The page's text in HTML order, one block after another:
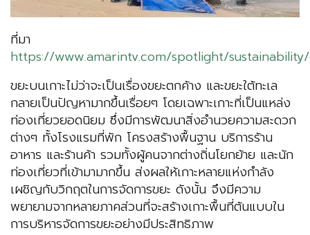
ที่มา
https://www.amarintv.com/spotlight/
ขยะบนเกาะไม่ว่าจะเป็นเรื่องขยะตกค้าง และขยะใต้ทะเล
กลายเป็นปัญหามากขึ้นเรื่อยๆ โดยเฉพาะเกาะที่เป็นแหล่ง
ท่องเที่ยวยอดนิยม ซึ่งมีการพัฒนาสิ่งอำนวยความสะดวก
ต่างๆ ทั้งโรงแรมที่พัก โครงสร้างพื้นฐาน บริการร้าน
อาหาร และร้านค้า รวมทั้งผู้คนจากต่างถิ่นโยกย้าย และนัก
ท่องเที่ยวที่เข้ามามากขึ้น ส่งผลให้เกาะหลายแห่งกำลัง
เผชิญกับวิกฤตในการจัดการขยะ ดังนั้น จึงมีความ
พยายามจากหลายภาคส่วนที่จะสร้างเกาะพื้นที่ต้นแบบใน
การบริหารจัดการขยะอย่างมีประสิทธิภาพ